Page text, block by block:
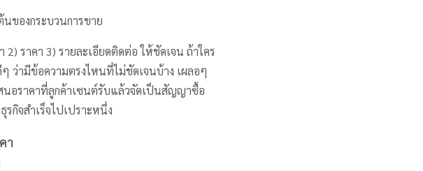
ของกระบวนการขาย
ราคา 3) รายละเอียดติดต่อ ให้ชัดเจน ถ้าใคร
ว่ามีข้อความตรงไหนที่ไม่ชัดเจนบ้าง เผลอๆ
นอราคาที่ลูกค้าเซนต์รับแล้วจัดเป็นสัญญาซื้อ
กิจสำเร็จไปเปราะหนึ่ง